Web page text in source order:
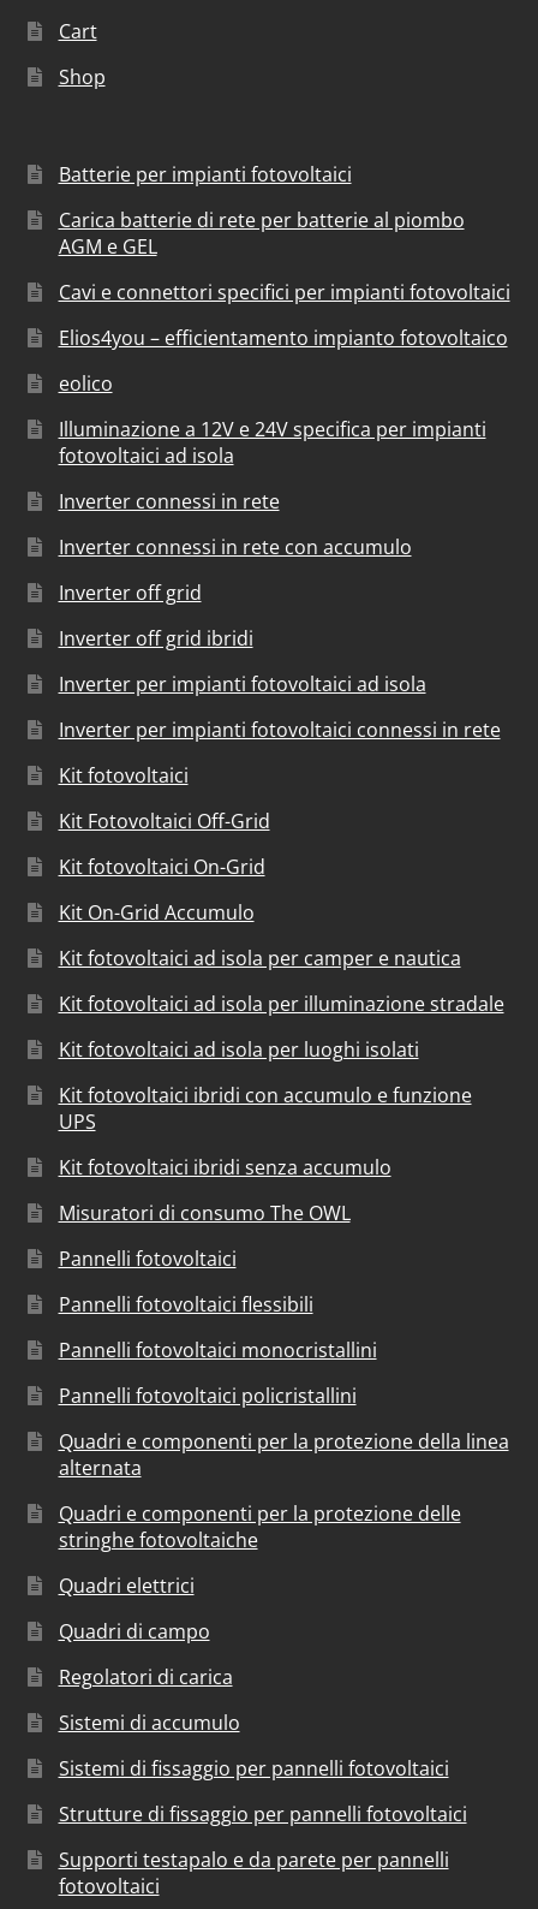
Cart
Shop
Batterie per impianti fotovoltaici
Carica batterie di rete per batterie al piombo
AGM e GEL
Cavi e connettori specifici per impianti fotovoltaici
Elios4you – efficientamento impianto fotovoltaico
eolico
Illuminazione a 12V e 24V specifica per impianti
fotovoltaici ad isola
Inverter connessi in rete
Inverter connessi in rete con accumulo
Inverter off grid
Inverter off grid ibridi
Inverter per impianti fotovoltaici ad isola
Inverter per impianti fotovoltaici connessi in rete
Kit fotovoltaici
Kit Fotovoltaici Off-Grid
Kit fotovoltaici On-Grid
Kit On-Grid Accumulo
Kit fotovoltaici ad isola per camper e nautica
Kit fotovoltaici ad isola per illuminazione stradale
Kit fotovoltaici ad isola per luoghi isolati
Kit fotovoltaici ibridi con accumulo e funzione
UPS
Kit fotovoltaici ibridi senza accumulo
Misuratori di consumo The OWL
Pannelli fotovoltaici
Pannelli fotovoltaici flessibili
Pannelli fotovoltaici monocristallini
Pannelli fotovoltaici policristallini
Quadri e componenti per la protezione della linea
alternata
Quadri e componenti per la protezione delle
stringhe fotovoltaiche
Quadri elettrici
Quadri di campo
Regolatori di carica
Sistemi di accumulo
Sistemi di fissaggio per pannelli fotovoltaici
Strutture di fissaggio per pannelli fotovoltaici
Supporti testapalo e da parete per pannelli
fotovoltaici